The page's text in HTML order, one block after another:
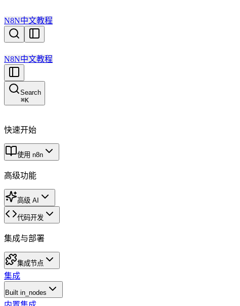
N8N中文教程
N8N中文教程
Search
⌘K
快速开始
使用 n8n
高级功能
高级 AI
代码开发
集成与部署
集成节点
集成
Built in_nodes